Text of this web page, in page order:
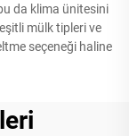
da klima ünitesini
mülk tipleri ve
seçeneği haline